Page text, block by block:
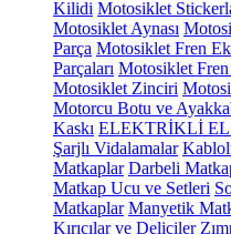
Kilidi Motosiklet
Motosiklet Aynası
Parça Motosiklet Fren
Parçaları Motosiklet
Motosiklet Zinciri
Motorcu Botu ve
Kaskı ELEKTRİKLİ
Şarjlı Vidalamalar
Matkaplar Darbeli
Matkap Ucu ve Setleri
Matkaplar Manyetik
Kırıcılar ve Deliciler